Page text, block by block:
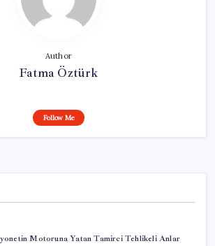
Author
Fatma Öztürk
Follow Me
Motoruna Yatan Tamirci Tehlikeli Anlar